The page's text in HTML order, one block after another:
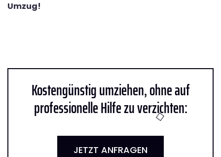
Umzug!
Kostengünstig umziehen, ohne auf
professionelle Hilfe zu verzichten:
JETZT ANFRAGEN